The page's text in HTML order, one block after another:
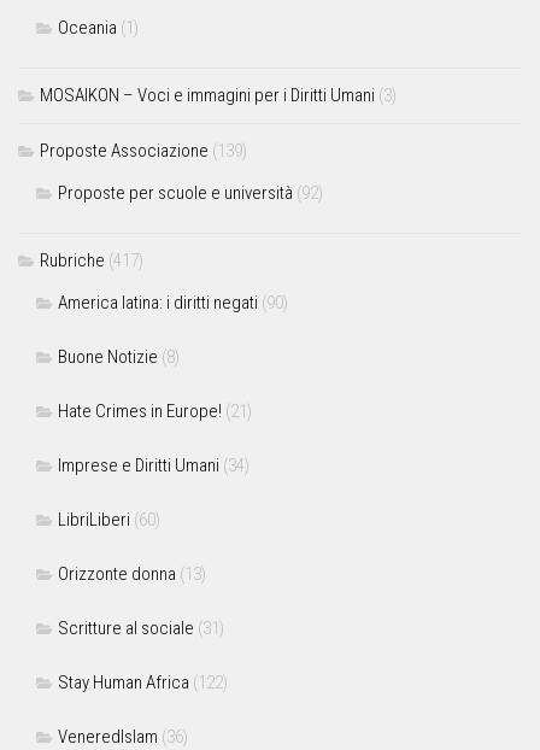
Oceania (1)
MOSAIKON – Voci e immagini per i Diritti Umani (3)
Proposte Associazione (139)
Proposte per scuole e università (92)
Rubriche (417)
America latina: i diritti negati (90)
Buone Notizie (8)
Hate Crimes in Europe! (21)
Imprese e Diritti Umani (34)
LibriLiberi (60)
Orizzonte donna (13)
Scritture al sociale (31)
Stay Human Africa (122)
VeneredIslam (36)